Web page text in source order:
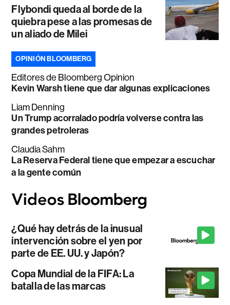
Flybondi queda al borde de la
quiebra pese a las promesas de
un aliado de Milei
OPINIÓN BLOOMBERG
Editores de Bloomberg Opinion
Kevin Warsh tiene que dar algunas explicaciones
Liam Denning
Un Trump acorralado podría volverse contra las
grandes petroleras
Claudia Sahm
La Reserva Federal tiene que empezar a escuchar
a la gente común
¿Qué hay detrás de la inusual
intervención sobre el yen por
parte de EE. UU. y Japón?
Copa Mundial de la FIFA: La
batalla de las marcas